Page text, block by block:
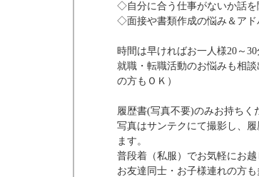
◇自分に合う仕事がないか話を
◇面接や書類作成の悩み＆ア
時間は早ければお一人様20～30
就職・転職活動のお悩みも相
の方もＯＫ）
履歴書(写真不要)のみお持ちく
写真はサンテクにて撮影し、
ます。
普段着（私服）でお気軽にお越
お友達同士・お子様連れの方